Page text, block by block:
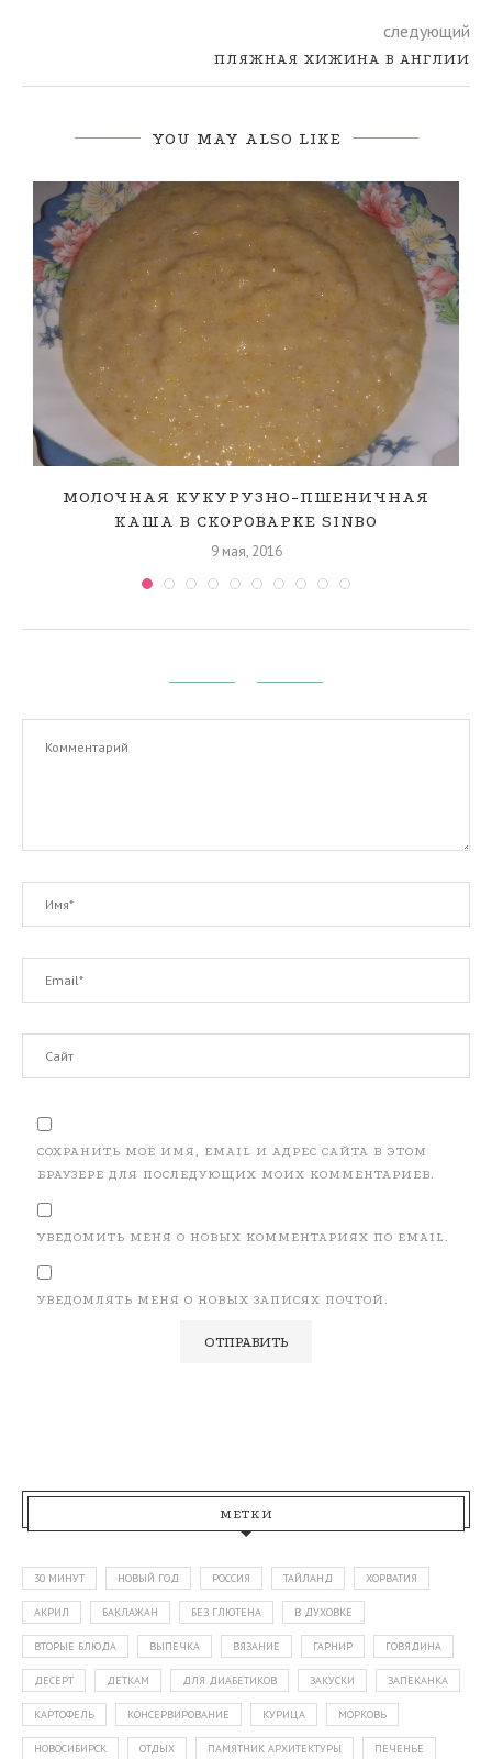
следующий
ПЛЯЖНАЯ ХИЖИНА В АНГЛИИ
YOU MAY ALSO LIKE
МОЛОЧНАЯ КУКУРУЗНО-ПШЕНИЧНАЯ
КАША В СКОРОВАРКЕ SINBO
9 мая, 2016
СОХРАНИТЬ МОЁ ИМЯ, EMAIL И АДРЕС САЙТА В ЭТОМ
БРАУЗЕРЕ ДЛЯ ПОСЛЕДУЮЩИХ МОИХ КОММЕНТАРИЕВ.
УВЕДОМИТЬ МЕНЯ О НОВЫХ КОММЕНТАРИЯХ ПО EMAIL.
УВЕДОМЛЯТЬ МЕНЯ О НОВЫХ ЗАПИСЯХ ПОЧТОЙ.
МЕТКИ
30 МИНУТ НОВЫЙ ГОД РОССИЯ ТАЙЛАНД ХОРВАТИЯ
АКРИЛ БАКЛАЖАН БЕЗ ГЛЮТЕНА В ДУХОВКЕ
ВТОРЫЕ БЛЮДА ВЫПЕЧКА ВЯЗАНИЕ ГАРНИР ГОВЯДИНА
ДЕСЕРТ ДЕТКАМ ДЛЯ ДИАБЕТИКОВ ЗАКУСКИ ЗАПЕКАНКА
КАРТОФЕЛЬ КОНСЕРВИРОВАНИЕ КУРИЦА МОРКОВЬ
НОВОСИБИРСК ОТДЫХ ПАМЯТНИК АРХИТЕКТУРЫ ПЕЧЕНЬЕ